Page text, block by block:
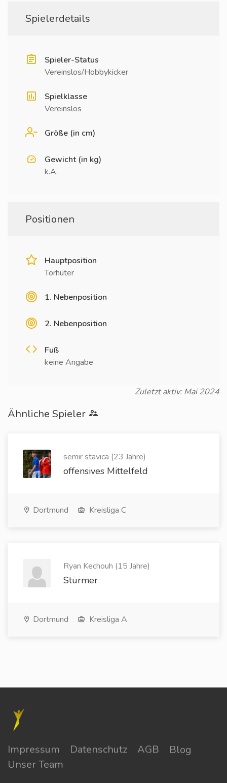
Spielerdetails
Spieler-Status
Vereinslos/Hobbykicker
Spielklasse
Vereinslos
Größe (in cm)
Gewicht (in kg)
k.A.
Positionen
Hauptposition
Torhüter
1. Nebenposition
2. Nebenposition
Fuß
keine Angabe
Zuletzt aktiv: Mai 2024
Ähnliche Spieler
semir stavica (23 Jahre)
offensives Mittelfeld
Dortmund Kreisliga C
Ryan Kechouh (15 Jahre)
Stürmer
Dortmund Kreisliga A
Impressum Datenschutz AGB
Blog
Unser Team